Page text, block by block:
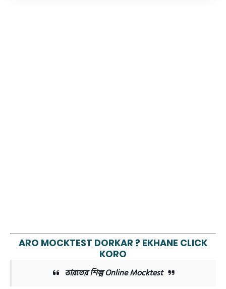
ARO MOCKTEST DORKAR ? EKHANE CLICK
KORO
ভারতের শিল্প Online Mocktest